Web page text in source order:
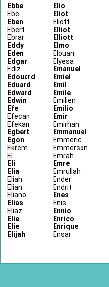
Ebbe
Ebe
Eben
Ebert
Ebrar
Eddy
Eden
Edgar
Ediz
Edouard
Eduard
Edward
Edwin
Efe
Efecan
Efekan
Egbert
Egon
Ekrem
El
Eli
Elia
Eliah
Elian
Eliano
Elias
Eliaz
Elie
Elie
Elijah
Elio
Eliot
Eliott
Elliot
Elliott
Elmo
Elouan
Elyesa
Emanuel
Emiel
Emil
Emile
Emilien
Emilio
Emir
Emirhan
Emmanuel
Emmeric
Emmerson
Emrah
Emre
Emrullah
Ender
Endrit
Enes
Enis
Ennio
Enrico
Enrique
Ensar